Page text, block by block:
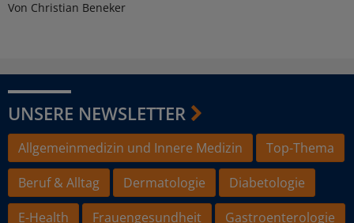
Von Christian Beneker
UNSERE NEWSLETTER
Allgemeinmedizin und Innere Medizin
Top-Thema
Beruf & Alltag
Dermatologie
Diabetologie
E-Health
Frauengesundheit
Gastroenterologie